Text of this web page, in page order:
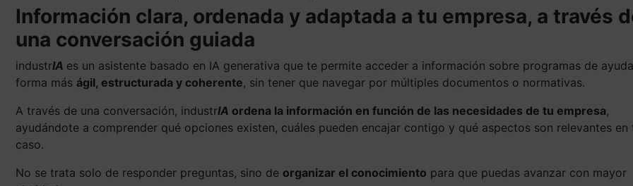
Información clara, ordenada y adaptada a tu empresa, a través
una conversación guiada
industrIA es un asistente basado en IA generativa que te permite acceder a información sobre programas de
forma más ágil, estructurada y coherente, sin tener que navegar por múltiples documentos o normativas.
A través de una conversación, industrIA ordena la información en función de las necesidades de tu empresa,
ayudándote a comprender qué opciones existen, cuáles pueden encajar contigo y qué aspectos son relevantes en
caso.
No se trata solo de responder preguntas, sino de organizar el conocimiento para que puedas avanzar con mayor